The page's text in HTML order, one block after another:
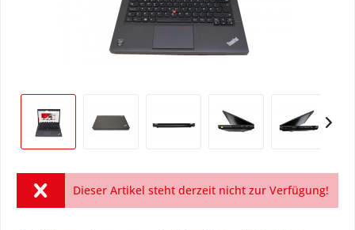
Dieser Artikel steht derzeit nicht zur Verfügung!